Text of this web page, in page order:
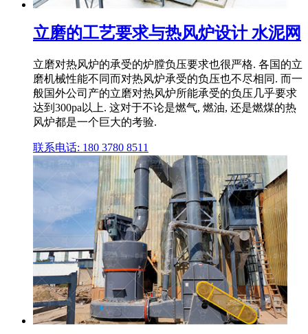
立磨的工艺要求与热风炉设计 水泥网
立磨对热风炉的承受的炉膛负压要求也很严格. 各国的立
磨机械性能不同而对热风炉承受的负压也不尽相同. 而一
般国外公司产的立磨对热风炉所能承受的负压几乎要求
达到300pa以上. 这对于不论是燃气, 燃油, 还是燃煤的热
风炉都是一个巨大的考验.
联系电话: 180 3780 8511